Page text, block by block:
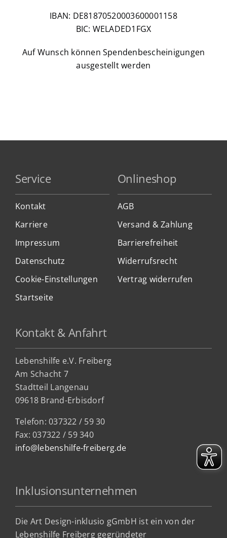
IBAN: DE81870520003600001158
BIC: WELADED1FGX
Auf Wunsch können Spendenbescheinigungen
ausgestellt werden
Service
Kontakt
Karriere
Impressum
Datenschutz
Cookie-Einstellungen
Startseite
Onlineshop
AGB
Versand & Zahlung
Barrierefreiheit
Widerrufsrecht
Vertrag widerrufen
Kontakt & Anfahrt
Lebenshilfe e.V. Freiberg
Am Schacht 7
Stadtteil Langenau
09618 Brand-Erbisdorf
Telefon: 037322 / 59 30
Fax: 037322 / 59 340
info@lebenshilfe-freiberg.de
Inklusionsunternehmen
Die Art Design-inklusio gGmbH ist ein von der
Lebenshilfe Freiberg gegründeter